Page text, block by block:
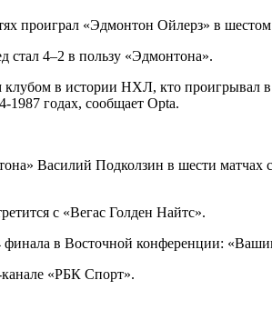
проиграл «Эдмонтон Ойлерз» в
стал 4–2 в пользу «Эдмонтона».
в истории НХЛ, кто проигрывал
1987 годах, сообщает Opta.
Василий Подколзин в шести матчах
с «Вегас Голден Найтс».
в Восточной конференции:
канале «РБК Спорт».